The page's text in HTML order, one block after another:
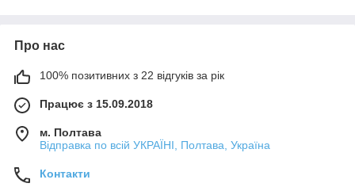
Про нас
100% позитивних з 22 відгуків за рік
Працює з 15.09.2018
м. Полтава
Відправка по всій УКРАЇНІ, Полтава, Україна
Контакти